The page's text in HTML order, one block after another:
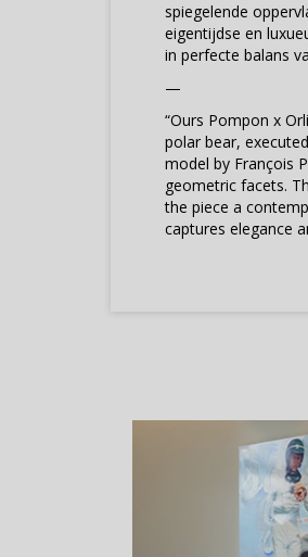
spiegelende
eigentijdse en
in perfecte balans
—
“Ours Pompon x
polar bear,
model by François
geometric facets.
the piece a
captures elegance